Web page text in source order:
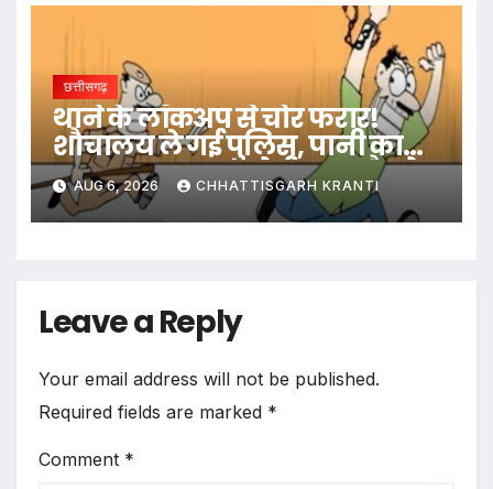
छत्तीसगढ़
थाने के लॉकअप से चोर फरार!
शौचालय ले गई पुलिस, पानी का
बहाना बनाकर आरोपी हुआ नौ-दो
ग्यारह
AUG 6, 2026 CHHATTISGARH KRANTI
Leave a Reply
Your email address will not be published.
Required fields are marked *
Comment *